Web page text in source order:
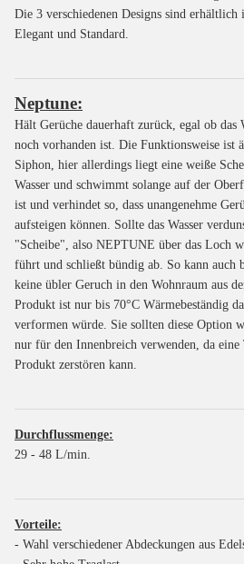
Die 3 verschiedenen Designs sind erhältlich
Elegant und Standard.
Neptune:
Hält Gerüche dauerhaft zurück, egal ob das
noch vorhanden ist. Die Funktionsweise ist
Siphon, hier allerdings liegt eine weiße
Wasser und schwimmt solange auf der
ist und verhindet so, dass unangenehme
aufsteigen können. Sollte das Wasser
"Scheibe", also NEPTUNE über das Loch
führt und schließt bündig ab. So kann auch
keine übler Geruch in den Wohnraum aus
Produkt ist nur bis 70°C Wärmebeständig
verformen würde. Sie sollten diese Option
nur für den Innenbreich verwenden, da eine
Produkt zerstören kann.
Durchflussmenge:
29 - 48 L/min.
Vorteile:
- Wahl verschiedener Abdeckungen aus